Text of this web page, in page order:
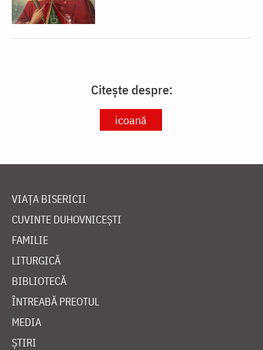
Citește despre:
icoană
VIAȚA BISERICII
CUVINTE DUHOVNICEȘTI
FAMILIE
LITURGICĂ
BIBLIOTECĂ
ÎNTREABĂ PREOTUL
MEDIA
ȘTIRI